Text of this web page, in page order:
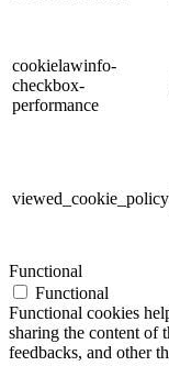
cookielawinfo-
checkbox-
performance
viewed_cookie_policy
Functional
Functional
Functional cookies
sharing the content of
feedbacks, and other